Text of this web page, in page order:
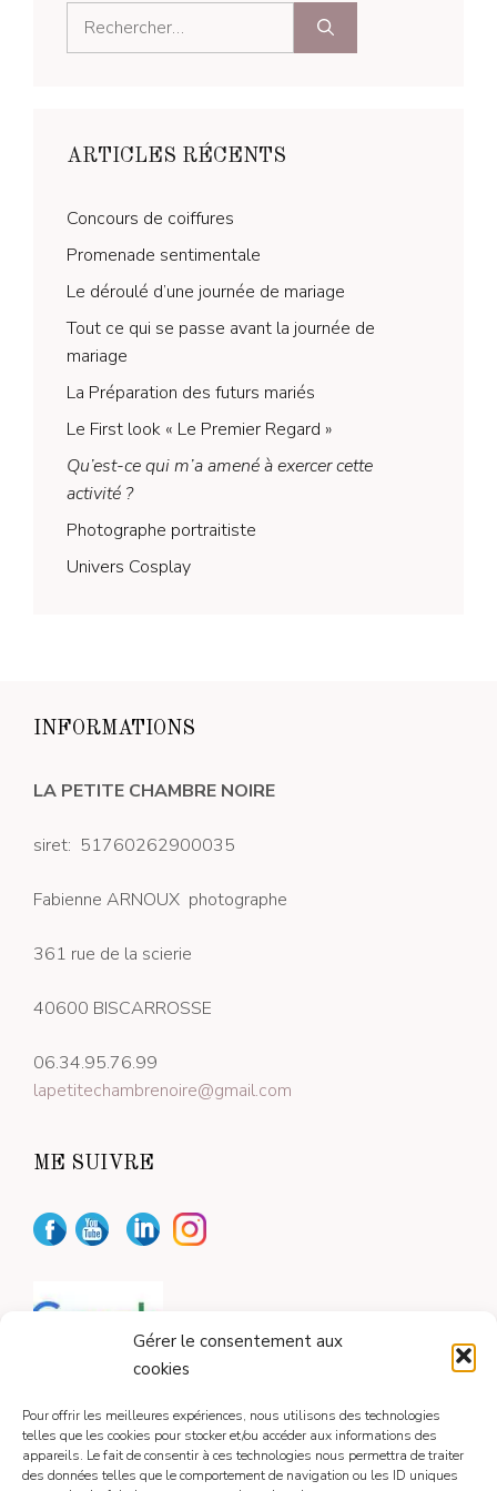
Gérer le consentement aux
cookies
Pour offrir les meilleures expériences, nous utilisons des technologies
telles que les cookies pour stocker et/ou accéder aux informations des
appareils. Le fait de consentir à ces technologies nous permettra de traiter
des données telles que le comportement de navigation ou les ID uniques
ARTICLES RÉCENTS
Concours de coiffures
Promenade sentimentale
Le déroulé d’une journée de mariage
Tout ce qui se passe avant la journée de
mariage
La Préparation des futurs mariés
Le First look « Le Premier Regard »
Qu’est-ce qui m’a amené à exercer cette
activité ?
Photographe portraitiste
Univers Cosplay
INFORMATIONS
LA PETITE CHAMBRE NOIRE
siret: 51760262900035
Fabienne ARNOUX photographe
361 rue de la scierie
40600 BISCARROSSE
06.34.95.76.99
lapetitechambrenoire@gmail.com
ME SUIVRE
CONTACT